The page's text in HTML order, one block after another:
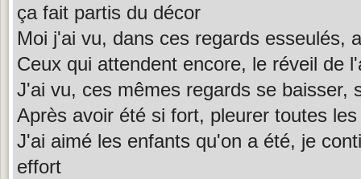
ça fait partis du décor
Moi j'ai vu, dans ces regards esseulés,
Ceux qui attendent encore, le réveil de
J'ai vu, ces mêmes regards se baisser,
Après avoir été si fort, pleurer toutes
J'ai aimé les enfants qu'on a été, je
effort